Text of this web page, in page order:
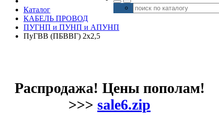
Каталог
КАБЕЛЬ ПРОВОД
ПУГНП и ПУНП и АПУНП
ПуГВВ (ПБВВГ) 2х2,5
Распродажа! Цены пополам!
>>> sale6.zip